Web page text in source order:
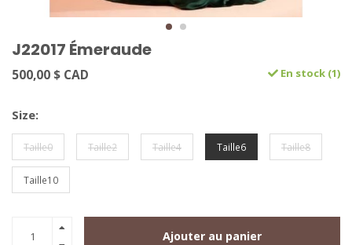
J22017 Émeraude
500,00 $ CAD En stock (1)
Size:
Taille0 Taille2 Taille4 Taille6 Taille8
Taille10
Ajouter au panier